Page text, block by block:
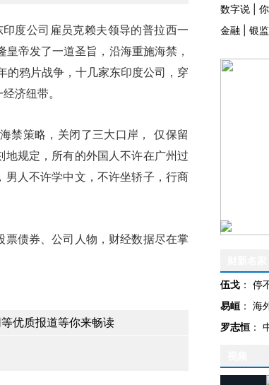
印度公司雇员克赖夫领导的普拉西一
帝发了一道圣旨，沿海重施海禁，
的鸦片战争，十几家东印度公司，穿
济纽带。
策略，关闭了三大口岸， 仅保留
规定，所有的外国人不许在广州过
人不许学中文，不许坐轿子，行商
票债券、公司人物，财经数据尽在掌
优质报道等你来畅读
数字说
金融
银
伍戈 ： 停
易峘 ： 海
罗志恒 ：